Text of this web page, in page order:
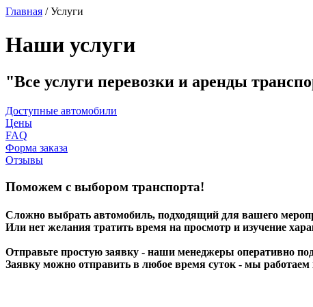
Главная / Услуги
Наши услуги
Все услуги перевозки и аренды
Доступные автомобили
Цены
FAQ
Форма заказа
Отзывы
Поможем с выбором транспорта!
Сложно выбрать автомобиль, подходящий для вашего
Или нет желания тратить время на просмотр и изучение
Отправьте простую заявку - наши менеджеры оперативно
Заявку можно отправить в любое время суток - мы работаем